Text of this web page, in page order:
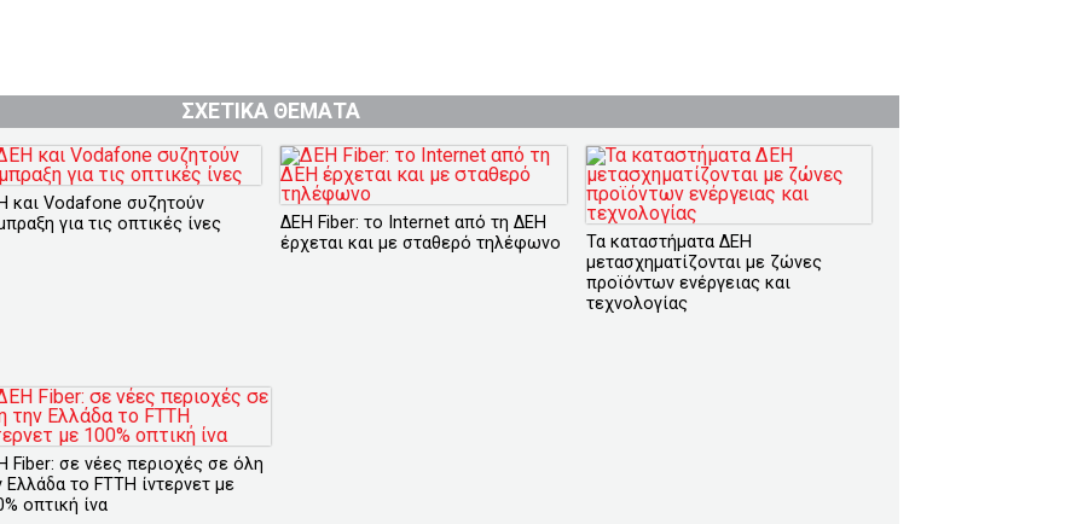
ΣΧΕΤΙΚΑ ΘΕΜΑΤΑ
και Vodafone συζητούν
για τις οπτικές ίνες
ΔΕΗ Fiber: το Internet από τη ΔΕΗ
έρχεται και με σταθερό τηλέφωνο
Τα καταστήματα ΔΕΗ
μετασχηματίζονται με ζώνες
προϊόντων ενέργειας και
τεχνολογίας
Fiber: σε νέες περιοχές σε όλη
Ελλάδα το FTTH ίντερνετ με
οπτική ίνα